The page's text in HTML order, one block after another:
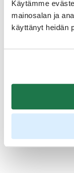
Käytämme
mainosalan ja
käyttänyt heidän